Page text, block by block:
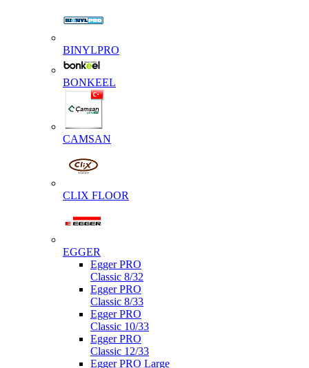
BINYLPRO
BONKEEL
CAMSAN
CLIX FLOOR
EGGER
Egger PRO
Classic 8/32
Egger PRO
Classic 8/33
Egger PRO
Classic 10/33
Egger PRO
Classic 12/33
Egger PRO Large